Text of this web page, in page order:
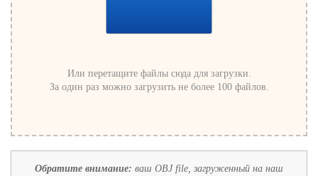
Или перетащите файлы сюда для загрузки.
За один раз можно загрузить не более 100 файлов.
Обратите внимание: ваш OBJ file, загруженный на наш